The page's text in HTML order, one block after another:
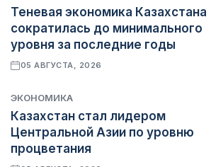
Теневая экономика Казахстана
сократилась до минимального
уровня за последние годы
05 АВГУСТА, 2026
ЭКОНОМИКА
Казахстан стал лидером
Центральной Азии по уровню
процветания